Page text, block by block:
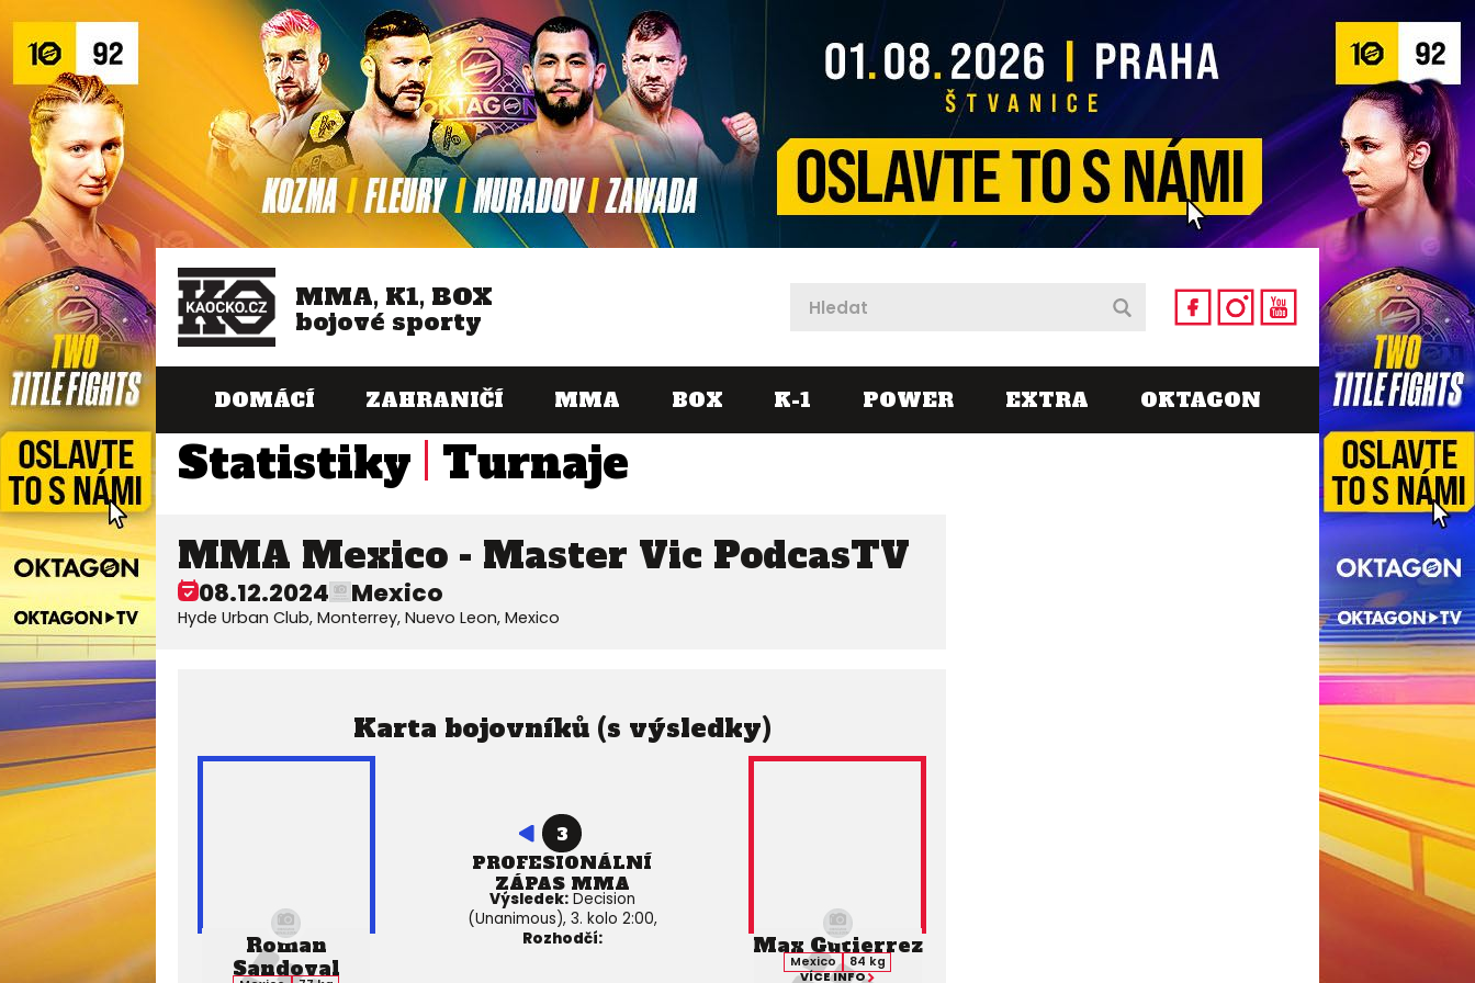
MMA, K1, BOX
bojové sporty
DOMÁCÍ ZAHRANIČÍ MMA BOX K-1 POWER EXTRA OKTAGON
Statistiky Turnaje
MMA Mexico - Master Vic PodcasTV
08.12.2024 Mexico
Hyde Urban Club, Monterrey, Nuevo Leon, Mexico
Karta bojovníků (s výsledky)
Roman
Sandoval
3
PROFESIONÁLNÍ
ZÁPAS MMA
Výsledek:Decision
(Unanimous), 3. kolo 2:00,
Rozhodčí:
Max Gutierrez
Mexico
84 kg
VÍCE INFO